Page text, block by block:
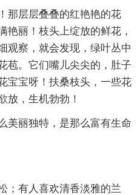
那层层叠叠的红艳艳的花
艳丽！枝头上绽放的鲜花，
观察，就会发现，绿叶丛中
苞。它们嘴儿尖尖的，肚子
宝宝呀！扶桑枝头，一些花
放，生机勃勃！
美丽独特，是那么富有生命
；有人喜欢清香淡雅的兰